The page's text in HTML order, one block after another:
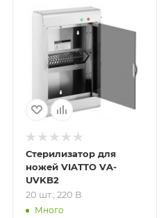
Подпись к товару
20 шт.; 220 В
Стерилизатор для
ножей VIATTO VA-
UVKB2
20 шт.; 220 В
Много